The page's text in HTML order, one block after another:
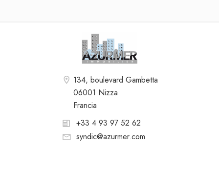
134, boulevard Gambetta
06001 Nizza
Francia
+33 4 93 97 52 62
syndic@azurmer.com